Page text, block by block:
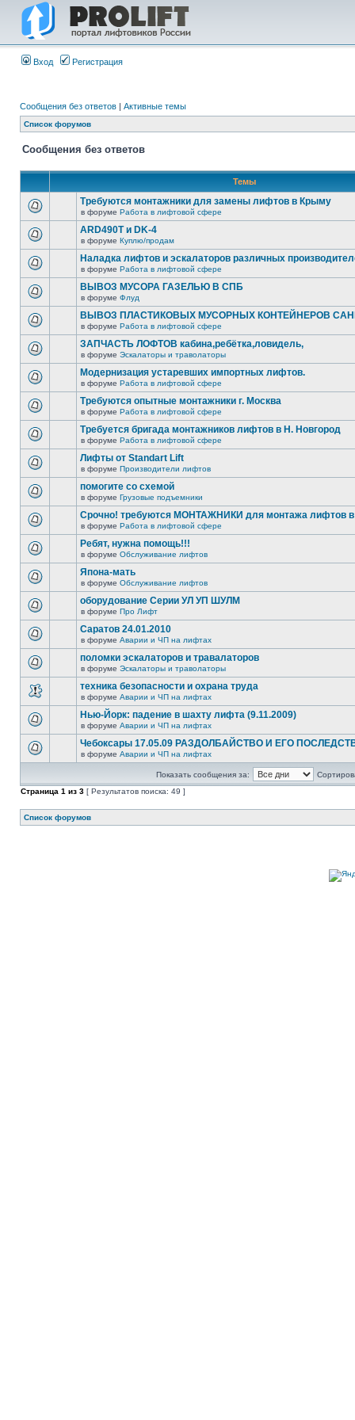
Вход Регистрация
Сообщения без ответов | Активные темы
Список форумов
Сообщения без ответов
Темы
Требуются монтажники для замены лифтов в Крыму
в форуме Работа в лифтовой сфере
ARD490T и DK-4
в форуме Куплю/продам
Наладка лифтов и эскалаторов различных
в форуме Работа в лифтовой сфере
ВЫВОЗ МУСОРА ГАЗЕЛЬЮ В СПБ
в форуме Флуд
ВЫВОЗ ПЛАСТИКОВЫХ МУСОРНЫХ КОНТЕЙНЕРОВ
в форуме Работа в лифтовой сфере
ЗАПЧАСТЬ ЛОФТОВ кабина,ребётка,ловидель,
в форуме Эскалаторы и траволаторы
Модернизация устаревших импортных лифтов.
в форуме Работа в лифтовой сфере
Требуются опытные монтажники г. Москва
в форуме Работа в лифтовой сфере
Требуется бригада монтажников лифтов в Н. Новгород
в форуме Работа в лифтовой сфере
Лифты от Standart Lift
в форуме Производители лифтов
помогите со схемой
в форуме Грузовые подъемники
Срочно! требуются МОНТАЖНИКИ для монтажа лифтов в
в форуме Работа в лифтовой сфере
Ребят, нужна помощь!!!
в форуме Обслуживание лифтов
Япона-мать
в форуме Обслуживание лифтов
оборудование Серии УЛ УП ШУЛМ
в форуме Про Лифт
Саратов 24.01.2010
в форуме Аварии и ЧП на лифтах
поломки эскалаторов и травалаторов
в форуме Эскалаторы и траволаторы
техника безопасности и охрана труда
в форуме Аварии и ЧП на лифтах
Нью-Йорк: падение в шахту лифта (9.11.2009)
в форуме Аварии и ЧП на лифтах
Чебоксары 17.05.09 РАЗДОЛБАЙСТВО И ЕГО
в форуме Аварии и ЧП на лифтах
Показать сообщения за:
Страница 1 из 3 [ Результатов поиска: 49 ]
Список форумов